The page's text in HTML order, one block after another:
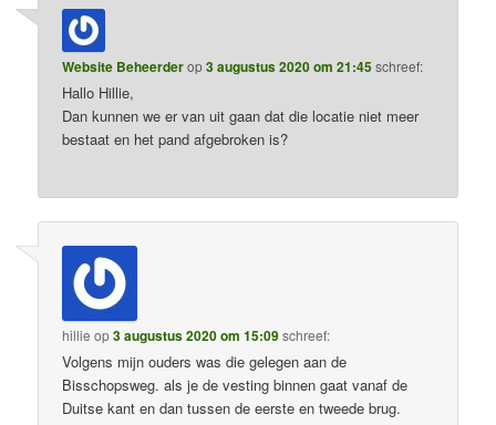
Website Beheerderop3 augustus 2020 om 21:45schreef:
Hallo Hillie,
Dan kunnen we er van uit gaan dat die locatie niet meer
bestaat en het pand afgebroken is?
hillie op3 augustus 2020 om 15:09schreef:
Volgens mijn ouders was die gelegen aan de
Bisschopsweg. als je de vesting binnen gaat vanaf de
Duitse kant en dan tussen de eerste en tweede brug.